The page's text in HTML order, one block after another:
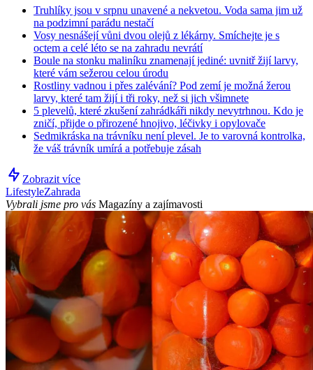
Truhlíky jsou v srpnu unavené a nekvetou. Voda sama jim už
na podzimní parádu nestačí
Vosy nesnášejí vůni dvou olejů z lékárny. Smíchejte je s
octem a celé léto se na zahradu nevrátí
Boule na stonku maliníku znamenají jediné: uvnitř žijí larvy,
které vám sežerou celou úrodu
Rostliny vadnou i přes zalévání? Pod zemí je možná žerou
larvy, které tam žijí i tři roky, než si jich všimnete
5 plevelů, které zkušení zahrádkáři nikdy nevytrhnou. Kdo je
zničí, přijde o přirozené hnojivo, léčivky i opylovače
Sedmikráska na trávníku není plevel. Je to varovná kontrolka,
že váš trávník umírá a potřebuje zásah
Zobrazit více
LifestyleZahrada
Vybrali jsme pro vás Magazíny a zajímavosti